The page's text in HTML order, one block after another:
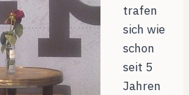
trafen
sich wie
schon
seit 5
Jahren